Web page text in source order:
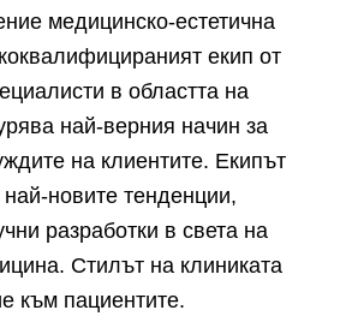
медицинско-естетична
екип от
в областта на
най-верния начин за
на клиентите. Екипът
новите тенденции,
разработки в света на
Стилът на клиниката
към пациентите.